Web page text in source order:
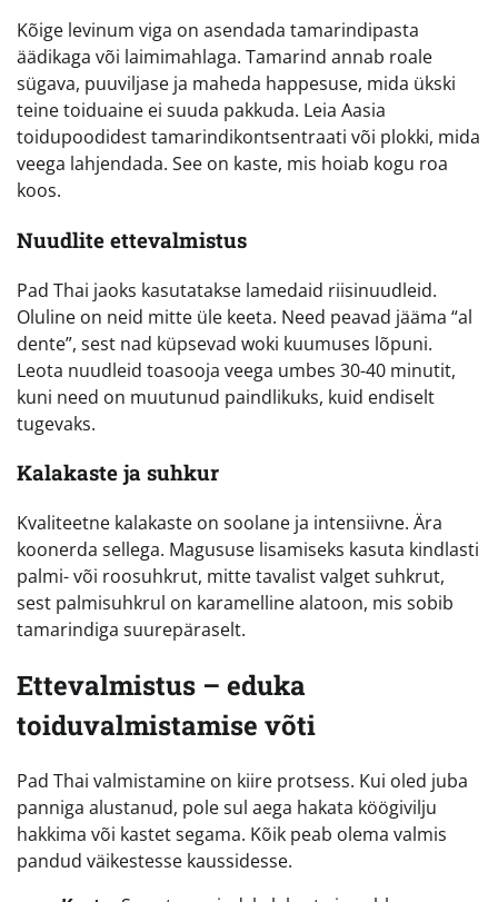
Kõige levinum viga on asendada tamarindipasta
äädikaga või laimimahlaga. Tamarind annab roale
sügava, puuviljase ja maheda happesuse, mida ükski
teine toiduaine ei suuda pakkuda. Leia Aasia
toidupoodidest tamarindikontsentraati või plokki, mida
veega lahjendada. See on kaste, mis hoiab kogu roa
koos.
Nuudlite ettevalmistus
Pad Thai jaoks kasutatakse lamedaid riisinuudleid.
Oluline on neid mitte üle keeta. Need peavad jääma “al
dente”, sest nad küpsevad woki kuumuses lõpuni.
Leota nuudleid toasooja veega umbes 30-40 minutit,
kuni need on muutunud paindlikuks, kuid endiselt
tugevaks.
Kalakaste ja suhkur
Kvaliteetne kalakaste on soolane ja intensiivne. Ära
koonerda sellega. Magususe lisamiseks kasuta kindlasti
palmi- või roosuhkrut, mitte tavalist valget suhkrut,
sest palmisuhkrul on karamelline alatoon, mis sobib
tamarindiga suurepäraselt.
Ettevalmistus – eduka
toiduvalmistamise võti
Pad Thai valmistamine on kiire protsess. Kui oled juba
panniga alustanud, pole sul aega hakata köögivilju
hakkima või kastet segama. Kõik peab olema valmis
pandud väikestesse kaussidesse.